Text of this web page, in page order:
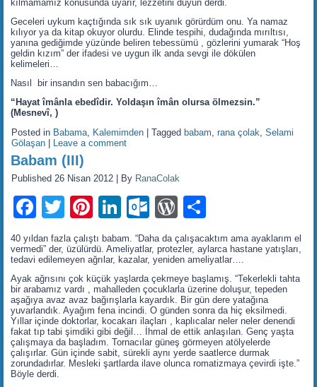
kılmamamız konusunda uyarır, lezzetini duyun derdi.
Geceleri uykum kaçtığında sık sık uyanık görürdüm onu. Ya namaz
kılıyor ya da kitap okuyor olurdu. Elinde tespihi, dudağında mırıltısı,
yanına gediğimde yüzünde beliren tebessümü , gözlerini yumarak “Hoş
geldin kızım” der ifadesi ve uygun ilk anda sevgi ile dökülen
kelimeleri…
Nasıl bir insandın sen babacığım…
“Hayat îmânla ebedîdir. Yoldaşın îmân olursa ölmezsin.”
(Mesnevî, )
Posted in Babama, Kalemimden |Tagged babam,rana çolak,Selami
Gölaşan
Leave a comment
Babam (III)
Published 26 Nisan 2012 By RanaColak
Facebook
TwitterPinterest
LinkedIn
Outlook.com
WordPress
40 yıldan fazla çalıştı babam. “Daha da çalışacaktım ama ayaklarım el
vermedi” der, üzülürdü. Ameliyatlar, protezler, aylarca hastane yatışları,
tedavi edilemeyen ağrılar, kazalar, yeniden ameliyatlar….
Ayak ağrısını çok küçük yaşlarda çekmeye başlamış. “Tekerlekli tahta
bir arabamız vardı , mahalleden çocuklarla üzerine doluşur, tepeden
aşağıya avaz avaz bağırışlarla kayardık. Bir gün dere yatağına
yuvarlandık. Ayağım fena incindi. O günden sonra da hiç eksilmedi.
Yıllar içinde doktorlar, kocakarı ilaçları , kaplıcalar neler neler denendi
fakat tıp tabi şimdiki gibi değil… İhmal de ettik anlaşılan. Genç yaşta
çalışmaya da başladım. Tornacılar güneş görmeyen atölyelerde
çalışırlar. Gün içinde sabit, sürekli aynı yerde saatlerce durmak
zorundadırlar. Mesleki şartlarda ilave olunca romatizmaya çevirdi işte.”
Böyle derdi.